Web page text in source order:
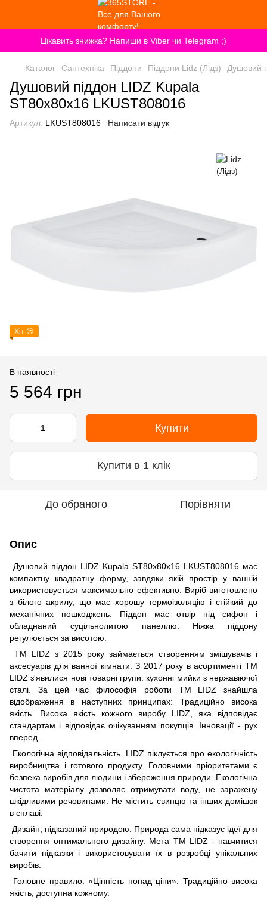
Цікавить знижка? Напиши в Viber чи Telegram ;)
Каталог Сантехніка Піддони Піддони Lidz (Лідз) Душовий
Душовий піддон LIDZ Kupala
ST80x80x16 LKUST808016
Артикул: LKUST808016 Написати відгук
Хіт 😍
В наявності
5 564 грн
Купити
Купити в 1 клік
До обраного Порівняти
Опис
Душовий піддон LIDZ Kupala ST80x80x16 LKUST808016 має
компактну квадратну форму, завдяки якій простір у ванній
використовується максимально ефективно. Виріб виготовлено
з білого акрилу, що має хорошу термоізоляцію і стійкий до
механічних пошкоджень. Піддон має отвір під сифон і
обладнаний суцільнолитою панеллю. Ніжка піддону
регулюється за висотою.
ТМ LIDZ з 2015 року займається створенням змішувачів і
аксесуарів для ванної кімнати. З 2017 року в асортименті ТМ
LIDZ з'явилися нові товарні групи: кухонні мийки з нержавіючої
сталі. За цей час філософія роботи ТМ LIDZ знайшла
відображення в наступних принципах: Традиційно висока
якість. Висока якість кожного виробу LIDZ, яка відповідає
стандартам і відповідає очікуванням покупців. Інновації - рух
вперед.
Екологічна відповідальність. LIDZ піклується про екологічність
виробництва і готового продукту. Головними пріоритетами є
безпека виробів для людини і збереження природи. Екологічна
чистота матеріалу дозволяє отримувати воду, не заражену
шкідливими речовинами. Не містить свинцю та інших домішок
в сплаві.
Дизайн, підказаний природою. Природа сама підказує ідеї для
створення оптимального дизайну. Мета ТМ LIDZ - навчитися
бачити підказки і використовувати їх в розробці унікальних
виробів.
Головне правило: «Цінність понад ціни». Традиційно висока
якість, доступна кожному.